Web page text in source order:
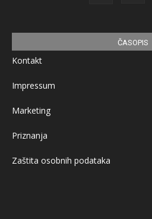
ČASOPIS
Kontakt
Impressum
Marketing
Priznanja
Zaštita osobnih podataka